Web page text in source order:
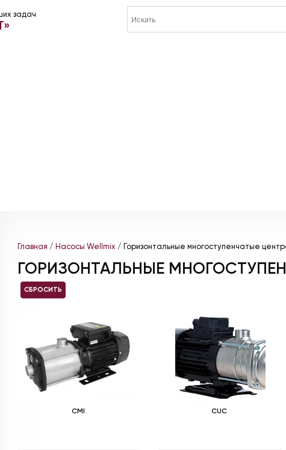
задач
Главная / Насосы Wellmix / Горизонтальные многоступенчатые
ГОРИЗОНТАЛЬНЫЕ
СБРОСИТЬ
CMI CUC